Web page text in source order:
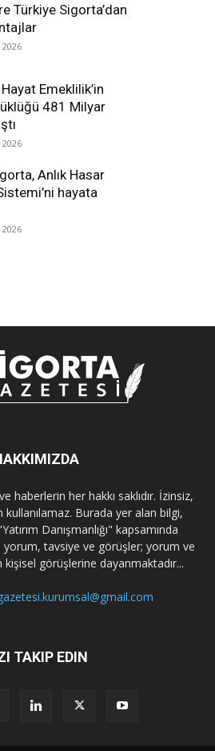
Türkiye Sigorta’dan
Emeklilik’in
481 Milyar
Anlık Hasar
hayata
haberlerin her hakkı saklıdır. İzinsiz,
Burada yer alan bilgi,
Danışmanlığı" kapsamında
tavsiye ve görüşler; yorum ve
kişisel görüşlerine dayanmaktadır...
TAKIP EDIN